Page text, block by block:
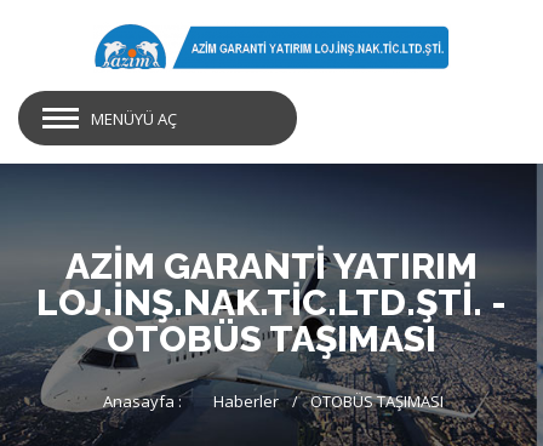
MENÜYÜ AÇ
AZİM GARANTİ YATIRIM
LOJ.İNŞ.NAK.TİC.LTD.ŞTİ. -
OTOBÜS TAŞIMASI
Anasayfa : Haberler OTOBÜS TAŞIMASI